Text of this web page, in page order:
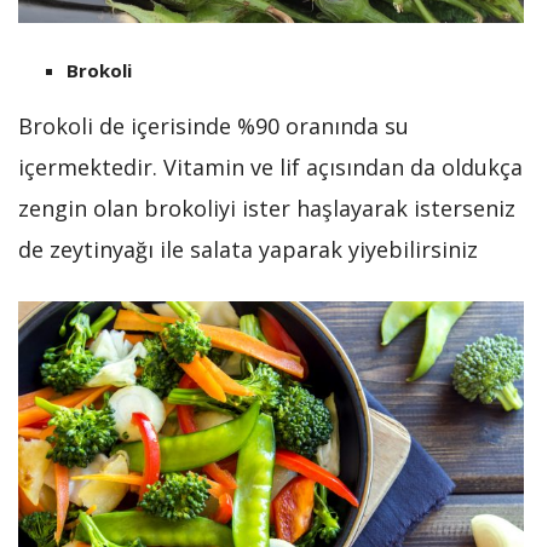
Brokoli
Brokoli de içerisinde %90 oranında su
içermektedir. Vitamin ve lif açısından da oldukça
zengin olan brokoliyi ister haşlayarak isterseniz
de zeytinyağı ile salata yaparak yiyebilirsiniz